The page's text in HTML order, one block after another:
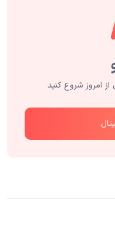
امروز شروع کنید